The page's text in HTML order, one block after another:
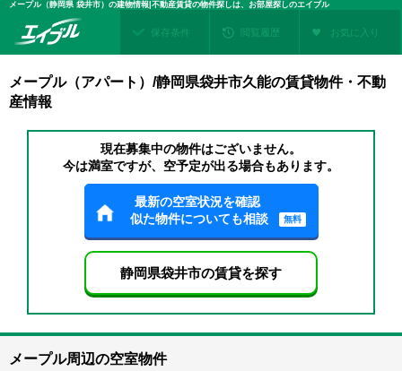
メープル（静岡県 袋井市）の建物情報|不動産賃貸の物件探しは、お部屋探しのエイブル
保存条件 閲覧履歴 お気に入り
メープル（アパート）/静岡県袋井市久能の賃貸物件・不動
産情報
現在募集中の物件はございません。
今は満室ですが、空予定が出る場合もあります。
最新の空室状況を確認
似た物件についても相談
無料
静岡県袋井市の賃貸を探す
メープル周辺の空室物件